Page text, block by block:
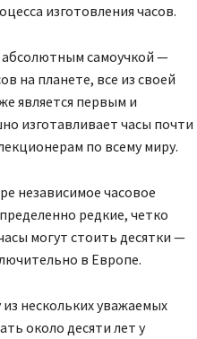
изготовления часов.
абсолютным самоучкой —
на планете, все из своей
является первым и
изготавливает часы почти
по всему миру.
независимое часовое
редкие, четко
могут стоить десятки —
в Европе.
нескольких уважаемых
около десяти лет у